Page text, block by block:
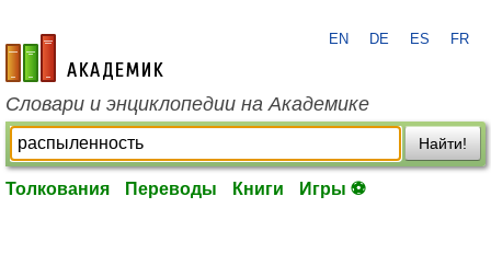
academic.ru
EN DE ES FR
Словари и энциклопедии на Академике
Найти!
Толкования Переводы Книги Игры ⚽